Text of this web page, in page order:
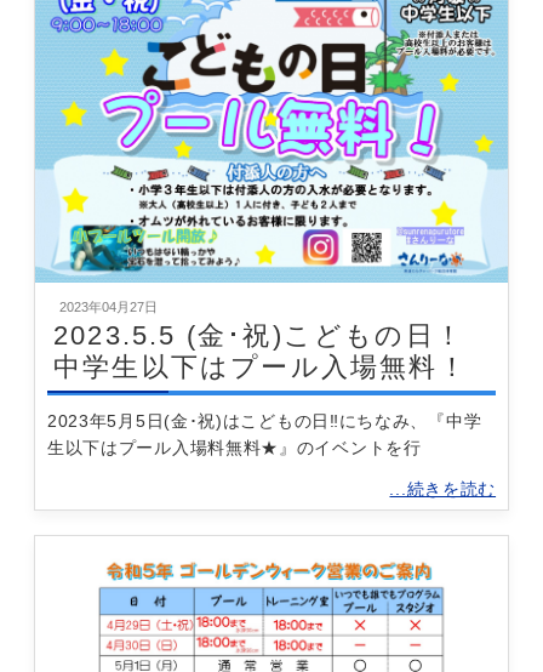
2023年04月27日
2023.5.5 (金･祝)こどもの日！
中学生以下はプール入場無料！
2023年5月5日(金･祝)はこどもの日‼にちなみ、『中学
生以下はプール入場料無料★』のイベントを行
...続きを読む